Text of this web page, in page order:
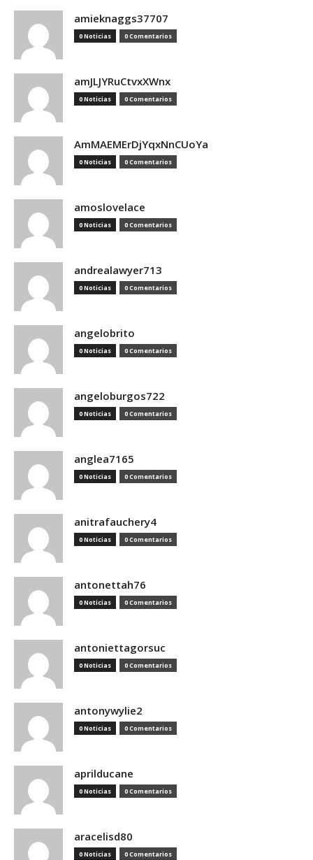
amieknaggs37707
0 Noticias 0 Comentarios
amJLJYRuCtvxXWnx
0 Noticias 0 Comentarios
AmMAEMErDjYqxNnCUoYa
0 Noticias 0 Comentarios
amoslovelace
0 Noticias 0 Comentarios
andrealawyer713
0 Noticias 0 Comentarios
angelobrito
0 Noticias 0 Comentarios
angeloburgos722
0 Noticias 0 Comentarios
anglea7165
0 Noticias 0 Comentarios
anitrafauchery4
0 Noticias 0 Comentarios
antonettah76
0 Noticias 0 Comentarios
antoniettagorsuc
0 Noticias 0 Comentarios
antonywylie2
0 Noticias 0 Comentarios
aprilducane
0 Noticias 0 Comentarios
aracelisd80
0 Noticias 0 Comentarios